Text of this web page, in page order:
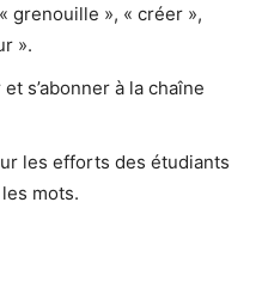
grenouille », « créer »,
».
s’abonner à la chaîne
les efforts des étudiants
mots.